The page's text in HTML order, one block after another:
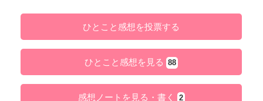
ひとこと感想を投票する
ひとこと感想を見る 88
感想ノートを見る・書く 2